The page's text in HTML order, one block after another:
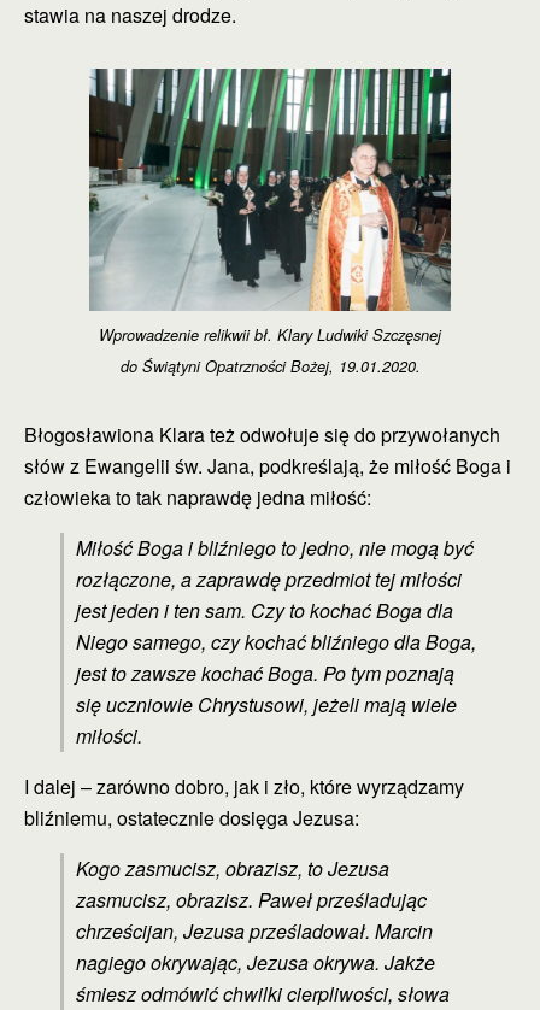
stawia na naszej drodze.
Wprowadzenie relikwii bł. Klary Ludwiki Szczęsnej
do Świątyni Opatrzności Bożej, 19.01.2020.
Błogosławiona Klara też odwołuje się do przywołanych
słów z Ewangelii św. Jana, podkreślają, że miłość Boga i
człowieka to tak naprawdę jedna miłość:
Miłość Boga i bliźniego to jedno, nie mogą być
rozłączone, a zaprawdę przedmiot tej miłości
jest jeden i ten sam. Czy to kochać Boga dla
Niego samego, czy kochać bliźniego dla Boga,
jest to zawsze kochać Boga. Po tym poznają
się uczniowie Chrystusowi, jeżeli mają wiele
miłości.
I dalej – zarówno dobro, jak i zło, które wyrządzamy
bliźniemu, ostatecznie dosięga Jezusa:
Kogo zasmucisz, obrazisz, to Jezusa
zasmucisz, obrazisz. Paweł prześladując
chrześcijan, Jezusa prześladował. Marcin
nagiego okrywając, Jezusa okrywa. Jakże
śmiesz odmówić chwilki cierpliwości, słowa